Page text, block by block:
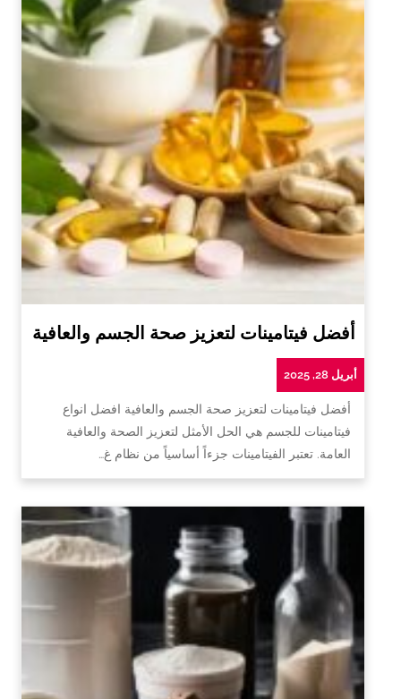
أفضل فيتامينات لتعزيز صحة الجسم والعافية
أبريل 28, 2025
أفضل فيتامينات لتعزيز صحة الجسم والعافية افضل انواع
فيتامينات للجسم هي الحل الأمثل لتعزيز الصحة والعافية
العامة. تعتبر الفيتامينات جزءاً أساسياً من نظام غ…